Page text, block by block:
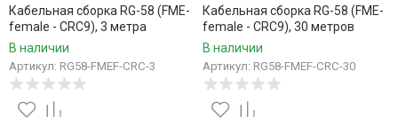
Кабельная сборка RG-58 (FME-
female - CRC9), 3 метра
В наличии
Артикул: RG58-FMEF-CRC-3
Кабельная сборка RG-58 (FME-
female - CRC9), 30 метров
В наличии
Артикул: RG58-FMEF-CRC-30